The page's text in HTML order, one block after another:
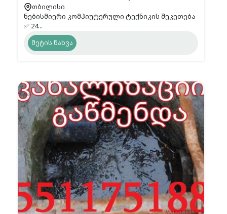
თბილისი
ნებისმიერი კომპიუტერული ტექნიკის შეკეთება
✅ 24...
მეტის ნახვა